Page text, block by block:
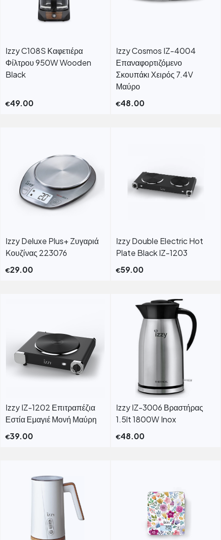
Izzy C108S Καφετιέρα
Φίλτρου 950W Wooden
Black
€49.00
Izzy Cosmos IZ-4004
Επαναφορτιζόμενο
Σκουπάκι Χειρός 7.4V
Μαύρο
€48.00
Izzy Deluxe Plus+ Zυγαριά
Kουζίνας 223076
€29.00
Izzy Double Electric Hot
Plate Black IZ-1203
€59.00
Izzy IZ-1202 Επιτραπέζια
Εστία Εμαγιέ Μονή Μαύρη
€39.00
Izzy IZ-3006 Βραστήρας
1.5lt 1800W Inox
€48.00